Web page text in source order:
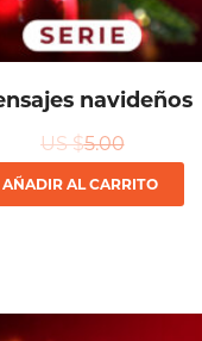
navideños
US $5.00
AÑADIR AL CARRITO